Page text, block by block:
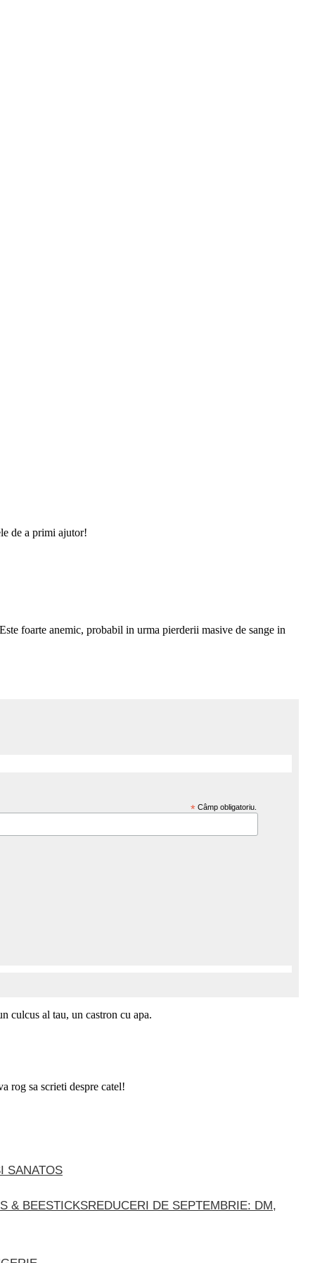
de a primi ajutor!
foarte anemic, probabil in urma pierderii masive de sange in
* Câmp obligatoriu.
culcus al tau, un castron cu apa.
rog sa scrieti despre catel!
SANATOS
REDUCERI DE SEPTEMBRIE: DM,